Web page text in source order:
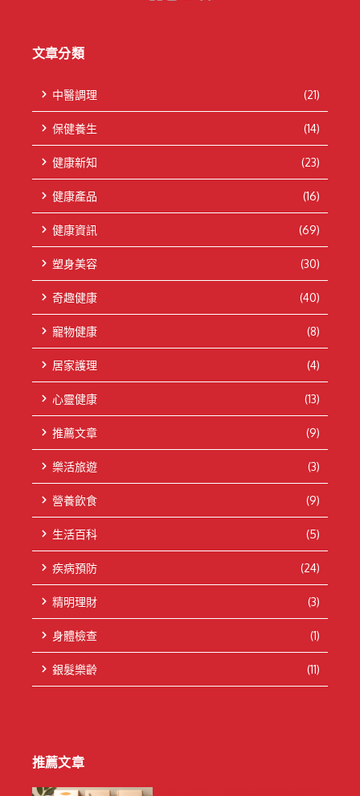
文章分類
中醫調理 (21)
保健養生 (14)
健康新知 (23)
健康產品 (16)
健康資訊 (69)
塑身美容 (30)
奇趣健康 (40)
寵物健康 (8)
居家護理 (4)
心靈健康 (13)
推薦文章 (9)
樂活旅遊 (3)
營養飲食 (9)
生活百科 (5)
疾病預防 (24)
精明理財 (3)
身體檢查 (1)
銀髮樂齡 (11)
推薦文章